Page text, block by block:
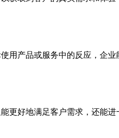
用产品或服务中的反应，企
更好地满足客户需求，还能进